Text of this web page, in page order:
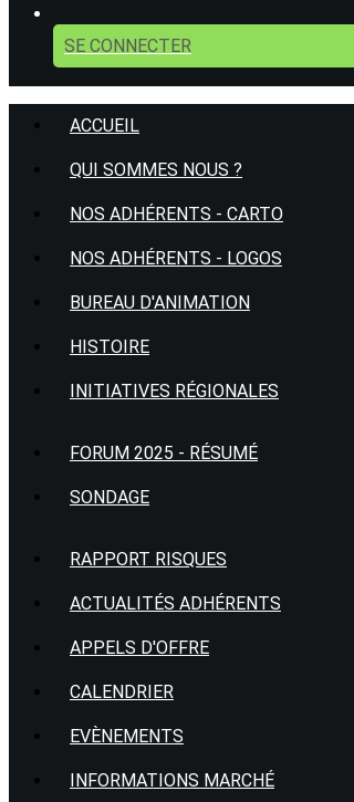
SE CONNECTER
ACCUEIL
QUI SOMMES NOUS ?
NOS ADHÉRENTS - CARTO
NOS ADHÉRENTS - LOGOS
BUREAU D'ANIMATION
HISTOIRE
INITIATIVES RÉGIONALES
FORUM 2025 - RÉSUMÉ
SONDAGE
RAPPORT RISQUES
ACTUALITÉS ADHÉRENTS
APPELS D'OFFRE
CALENDRIER
EVÈNEMENTS
INFORMATIONS MARCHÉ